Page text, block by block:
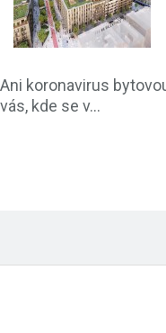
Ani koronavirus
vás, kde se v...